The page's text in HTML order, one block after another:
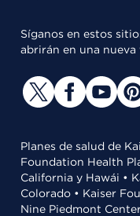
Síganos en estos
abrirán en una nueva
Planes de salud de
Foundation Health
California y Hawái •
Colorado • Kaiser
Nine Piedmont